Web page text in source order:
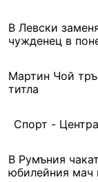
В Левски
чужденец в
Мартин Чой
титла
Спорт -
В Румъния
юбилейния